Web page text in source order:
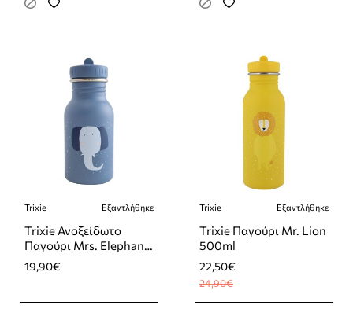
Εξαντλήθηκε
Trixie Εξαντλήθηκε
Trixie Ανοξείδωτο
Παγούρι Mrs. Elephant
350ml
19,90€
-10%
Εξαντλήθηκε
Trixie Εξαντλήθηκε
Trixie Παγούρι Mr. Lion
500ml
22,50€
24,90€